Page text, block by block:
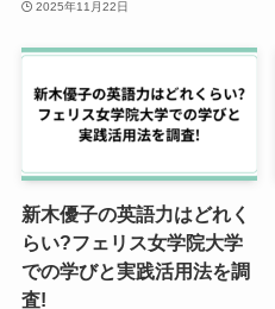
2025年11月22日
新木優子の英語力はどれく
らい?フェリス女学院大学
での学びと実践活用法を調
査!